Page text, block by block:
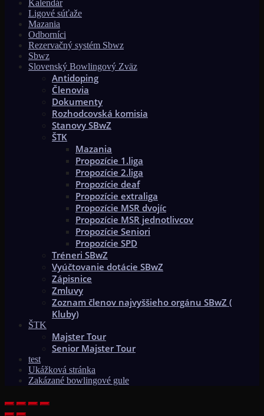
Kalendár
Ligové súťaže
Mazania
Odborníci
Rezervačný systém Sbwz
Sbwz
Slovenský Bowlingový Zväz
Antidoping
Členovia
Dokumenty
Rozhodcovská komisia
Stanovy SBwZ
ŠTK
Mazania
Propozície 1.liga
Propozície 2.liga
Propozície deaf
Propozície extraliga
Propozície MSR dvojíc
Propozície MSR jednotlivcov
Propozície Seniori
Propozície SPD
Tréneri SBwZ
Vyúčtovanie dotácie SBwZ
Zápisnice
Zmluvy
Zoznam členov najvyššieho orgánu SBwZ (
Kluby)
ŠTK
Majster Tour
Senior Majster Tour
test
Ukážková stránka
Zakázané bowlingové gule